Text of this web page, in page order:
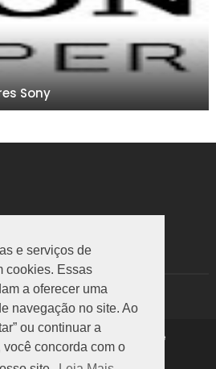
e serviços de
cookies. Essas
a oferecer uma
navegação no site. Ao
ou continuar a
concorda com o
Sony
Política de Privacidade
Voltar ao Topo